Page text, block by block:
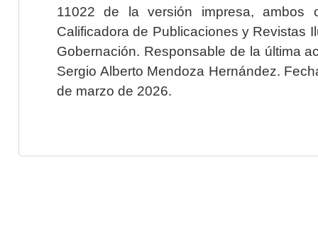
11022 de la versión impresa, ambos
Calificadora de Publicaciones y Revistas
Gobernación. Responsable de la última
Sergio Alberto Mendoza Hernández.
de marzo de 2026.